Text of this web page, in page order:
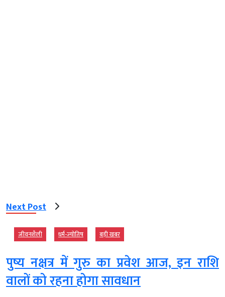
Next Post
जीवनशैली धर्म-ज्‍योतिष बड़ी खबर
पुष्य नक्षत्र में गुरु का प्रवेश आज, इन राशि
वालों को रहना होगा सावधान